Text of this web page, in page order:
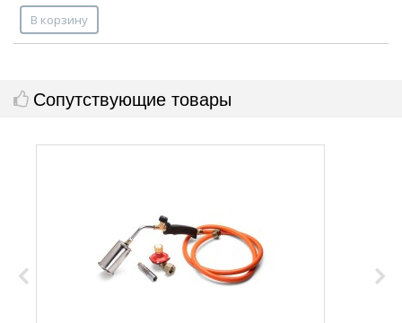
В корзину
Сопутствующие товары